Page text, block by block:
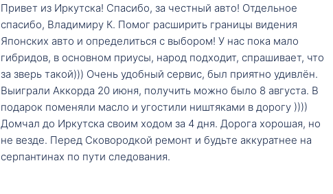
Привет из Иркутска! Спасибо, за честный авто! Отдельное
спасибо, Владимиру К. Помог расширить границы видения
Японских авто и определиться с выбором! У нас пока мало
гибридов, в основном приусы, народ подходит, спрашивает, что
за зверь такой))) Очень удобный сервис, был приятно удивлён.
Выиграли Аккорда 20 июня, получить можно было 8 августа. В
подарок поменяли масло и угостили ништяками в дорогу ))))
Домчал до Иркутска своим ходом за 4 дня. Дорога хорошая, но
не везде. Перед Сковородкой ремонт и будьте аккуратнее на
серпантинах по пути следования.